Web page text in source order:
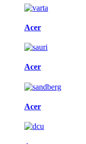
Acer
Acer
Acer